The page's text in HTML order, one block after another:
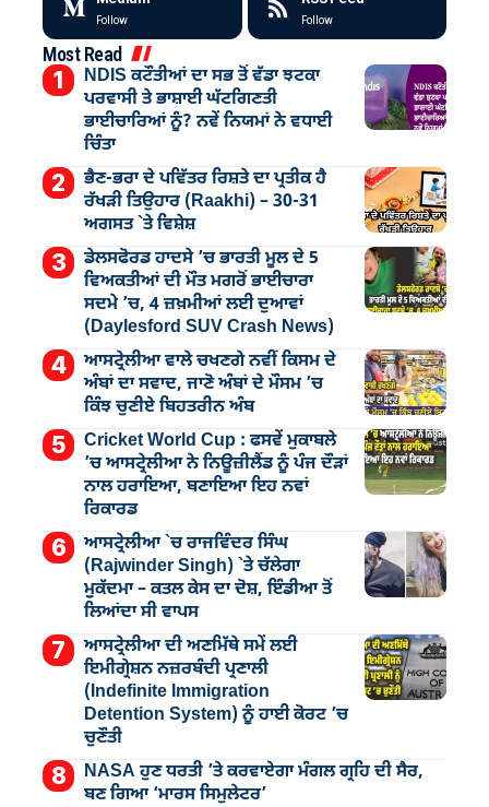
Follow Follow
Most Read
NDIS ਕਟੌਤੀਆਂ ਦਾ ਸਭ ਤੋਂ ਵੱਡਾ ਝਟਕਾ
ਪਰਵਾਸੀ ਤੇ ਭਾਸ਼ਾਈ ਘੱਟਗਿਣਤੀ
ਭਾਈਚਾਰਿਆਂ ਨੂੰ? ਨਵੇਂ ਨਿਯਮਾਂ ਨੇ ਵਧਾਈ
ਚਿੰਤਾ
ਭੈਣ-ਭਰਾ ਦੇ ਪਵਿੱਤਰ ਰਿਸ਼ਤੇ ਦਾ ਪ੍ਰਤੀਕ ਹੈ
ਰੱਖੜੀ ਤਿਉਹਾਰ (Raakhi) – 30-31
ਅਗਸਤ `ਤੇ ਵਿਸ਼ੇਸ਼
ਡੇਲਸਫੋਰਡ ਹਾਦਸੇ ’ਚ ਭਾਰਤੀ ਮੂਲ ਦੇ 5
ਵਿਅਕਤੀਆਂ ਦੀ ਮੌਤ ਮਗਰੋਂ ਭਾਈਚਾਰਾ
ਸਦਮੇ ’ਚ, 4 ਜ਼ਖ਼ਮੀਆਂ ਲਈ ਦੁਆਵਾਂ
(Daylesford SUV Crash News)
ਆਸਟ੍ਰੇਲੀਆ ਵਾਲੇ ਚਖਣਗੇ ਨਵੀਂ ਕਿਸਮ ਦੇ
ਅੰਬਾਂ ਦਾ ਸਵਾਦ, ਜਾਣੋ ਅੰਬਾਂ ਦੇ ਮੌਸਮ ’ਚ
ਕਿੰਝ ਚੁਣੀਏ ਬਿਹਤਰੀਨ ਅੰਬ
Cricket World Cup : ਫਸਵੇਂ ਮੁਕਾਬਲੇ
’ਚ ਆਸਟ੍ਰੇਲੀਆ ਨੇ ਨਿਊਜ਼ੀਲੈਂਡ ਨੂੰ ਪੰਜ ਦੌੜਾਂ
ਨਾਲ ਹਰਾਇਆ, ਬਣਾਇਆ ਇਹ ਨਵਾਂ
ਰਿਕਾਰਡ
ਆਸਟ੍ਰੇਲੀਆ `ਚ ਰਾਜਵਿੰਦਰ ਸਿੰਘ
(Rajwinder Singh) `ਤੇ ਚੱਲੇਗਾ
ਮੁੁਕੱਦਮਾ – ਕਤਲ ਕੇਸ ਦਾ ਦੋਸ਼, ਇੰਡੀਆ ਤੋਂ
ਲਿਆਂਦਾ ਸੀ ਵਾਪਸ
ਆਸਟ੍ਰੇਲੀਆ ਦੀ ਅਣਮਿੱਥੇ ਸਮੇਂ ਲਈ
ਇਮੀਗ੍ਰੇਸ਼ਨ ਨਜ਼ਰਬੰਦੀ ਪ੍ਰਣਾਲੀ
(Indefinite Immigration
Detention System) ਨੂੰ ਹਾਈ ਕੋਰਟ ’ਚ
ਚੁਣੌਤੀ
NASA ਹੁਣ ਧਰਤੀ ’ਤੇ ਕਰਵਾਏਗਾ ਮੰਗਲ ਗ੍ਰਹਿ ਦੀ ਸੈਰ,
ਬਣ ਗਿਆ ‘ਮਾਰਸ ਸਿਮੁਲੇਟਰ’